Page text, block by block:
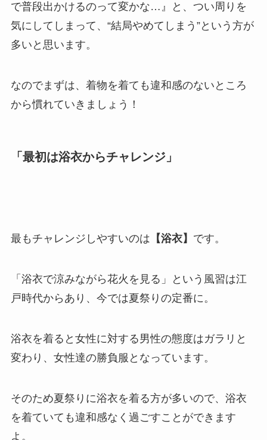
で普段出かけるのって変かな…』と、つい周りを
気にしてしまって、“結局やめてしまう”という方が
多いと思います。
なのでまずは、着物を着ても違和感のないところ
から慣れていきましょう！
「最初は浴衣からチャレンジ」
最もチャレンジしやすいのは 【浴衣】 です。
「浴衣で涼みながら花火を見る」という風習は江
戸時代からあり、今では夏祭りの定番に。
浴衣を着ると女性に対する男性の態度はガラリと
変わり、女性達の勝負服となっています。
そのため夏祭りに浴衣を着る方が多いので、浴衣
を着ていても違和感なく過ごすことができます
よ。